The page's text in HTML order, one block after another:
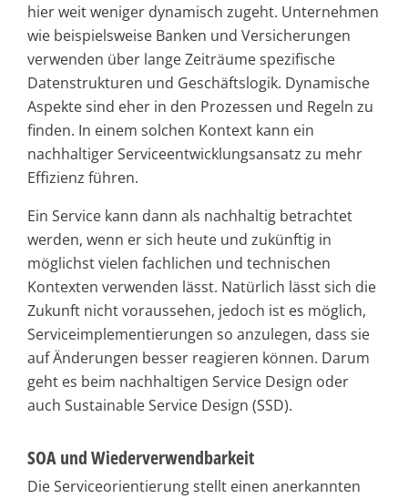
hier weit weniger dynamisch zugeht. Unternehmen
wie beispielsweise Banken und Versicherungen
verwenden über lange Zeiträume spezifische
Datenstrukturen und Geschäftslogik. Dynamische
Aspekte sind eher in den Prozessen und Regeln zu
finden. In einem solchen Kontext kann ein
nachhaltiger Serviceentwicklungsansatz zu mehr
Effizienz führen.
Ein Service kann dann als nachhaltig betrachtet
werden, wenn er sich heute und zukünftig in
möglichst vielen fachlichen und technischen
Kontexten verwenden lässt. Natürlich lässt sich die
Zukunft nicht voraussehen, jedoch ist es möglich,
Serviceimplementierungen so anzulegen, dass sie
auf Änderungen besser reagieren können. Darum
geht es beim nachhaltigen Service Design oder
auch Sustainable Service Design (SSD).
SOA und Wiederverwendbarkeit
Die Serviceorientierung stellt einen anerkannten